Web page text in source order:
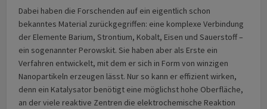
Dabei haben die Forschenden auf ein eigentlich schon
bekanntes Material zurückgegriffen: eine komplexe Verbindung
der Elemente Barium, Strontium, Kobalt, Eisen und Sauerstoff –
ein sogenannter Perowskit. Sie haben aber als Erste ein
Verfahren entwickelt, mit dem er sich in Form von winzigen
Nanopartikeln erzeugen lässt. Nur so kann er effizient wirken,
denn ein Katalysator benötigt eine möglichst hohe Oberfläche,
an der viele reaktive Zentren die elektrochemische Reaktion